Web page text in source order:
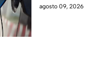
saber los
agosto 09, 2026